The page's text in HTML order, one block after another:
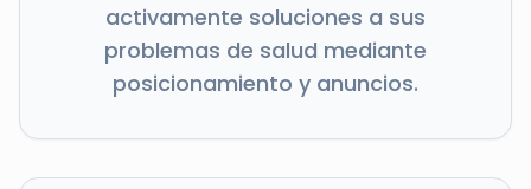
activamente soluciones a sus
problemas de salud mediante
posicionamiento y anuncios.